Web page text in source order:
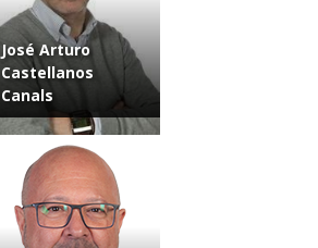
José Arturo
Castellanos
Canals